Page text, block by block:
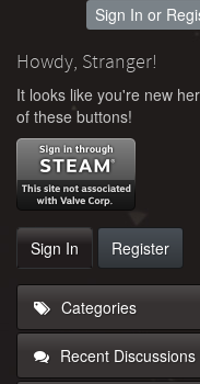
Sign In or
Howdy, Stranger!
It looks like you're new
of these buttons!
Sign In Register
Categories
Recent Discussions